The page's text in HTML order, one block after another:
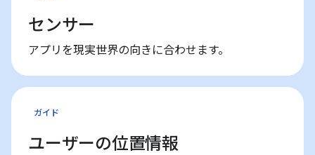
センサー
アプリを現実世界の向きに合わせます。
ガイド
ユーザーの位置情報